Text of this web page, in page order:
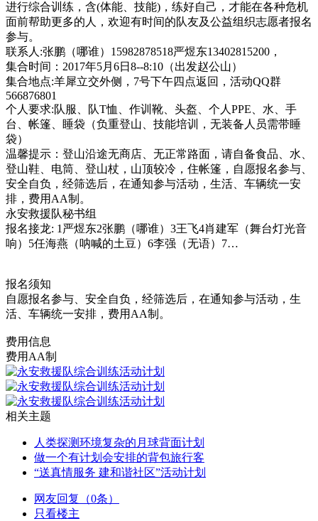
进行综合训练，含(体能、技能)，练好自己，才能在各种危机
面前帮助更多的人，欢迎有时间的队友及公益组织志愿者报名
参与。
联系人:张鹏（哪谁）15982878518严煜东13402815200，
集合时间：2017年5月6日8--8:10（出发赵公山）
集合地点:羊犀立交外侧，7号下午四点返回，活动QQ群
566876801
个人要求:队服、队T恤、作训靴、头盔、个人PPE、水、手
台、帐篷、睡袋（负重登山、技能培训，无装备人员需带睡
袋）
温馨提示：登山沿途无商店、无正常路面，请自备食品、水、
登山鞋、电筒、登山杖，山顶较冷，住帐篷，自愿报名参与、
安全自负，经筛选后，在通知参与活动，生活、车辆统一安
排，费用AA制。
永安救援队秘书组
报名接龙: 1严煜东2张鹏（哪谁）3王飞4肖建军（舞台灯光音
响）5任海燕（呐喊的土豆）6李强（无语）7…
报名须知
自愿报名参与、安全自负，经筛选后，在通知参与活动，生
活、车辆统一安排，费用AA制。
费用信息
费用AA制
相关主题
人类探测环境复杂的月球背面计划
做一个有计划会安排的背包旅行客
“送真情服务 建和谐社区”活动计划
网友回复（0条）
只看楼主